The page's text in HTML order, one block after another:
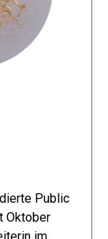
Public
Oktober